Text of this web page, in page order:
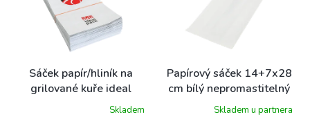
Sáček papír/hliník na
grilované kuře ideal
pack® 1/1 bal/100 ks
Skladem
Papírový sáček 14+7x28
cm bílý nepromastitelný
bal/100 ks
Skladem u partnera